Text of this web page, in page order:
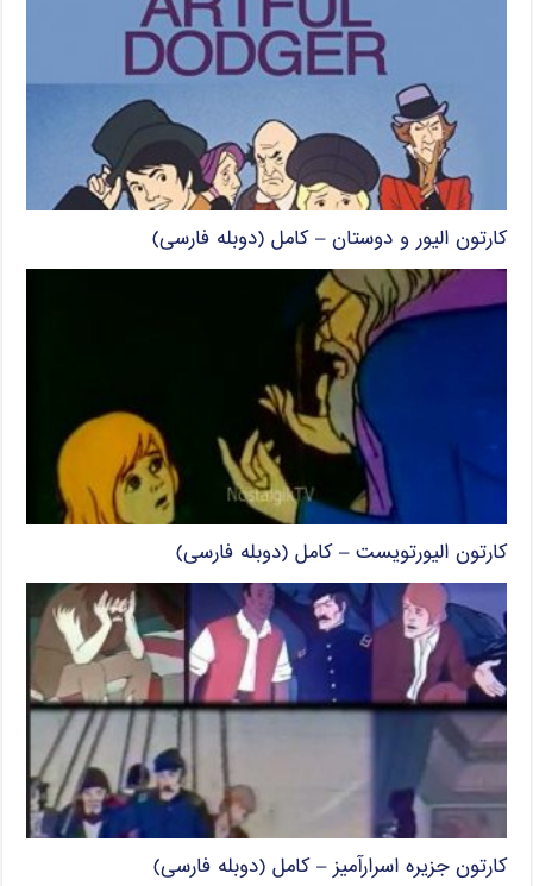
کارتون الیور و دوستان – کامل (دوبله فارسی)
کارتون الیورتویست – کامل (دوبله فارسی)
کارتون جزیره اسرارآمیز – کامل (دوبله فارسی)